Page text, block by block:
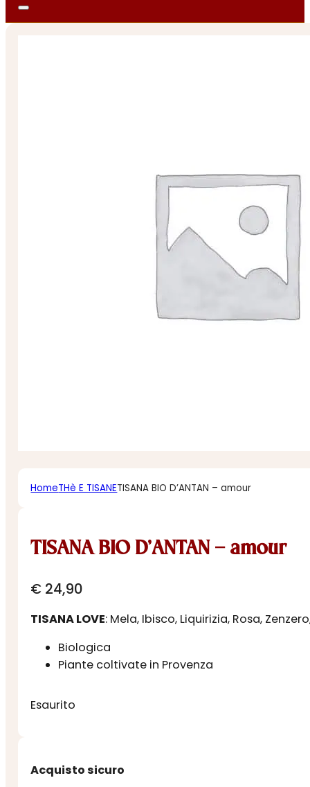
HomeTHè E TISANETISANA BIO D’ANTAN – amour
TISANA BIO D’ANTAN – amour
€ 24,90
TISANA LOVE: Mela, Ibisco, Liquirizia, Rosa,
Biologica
Piante coltivate in Provenza
Esaurito
Acquisto sicuro